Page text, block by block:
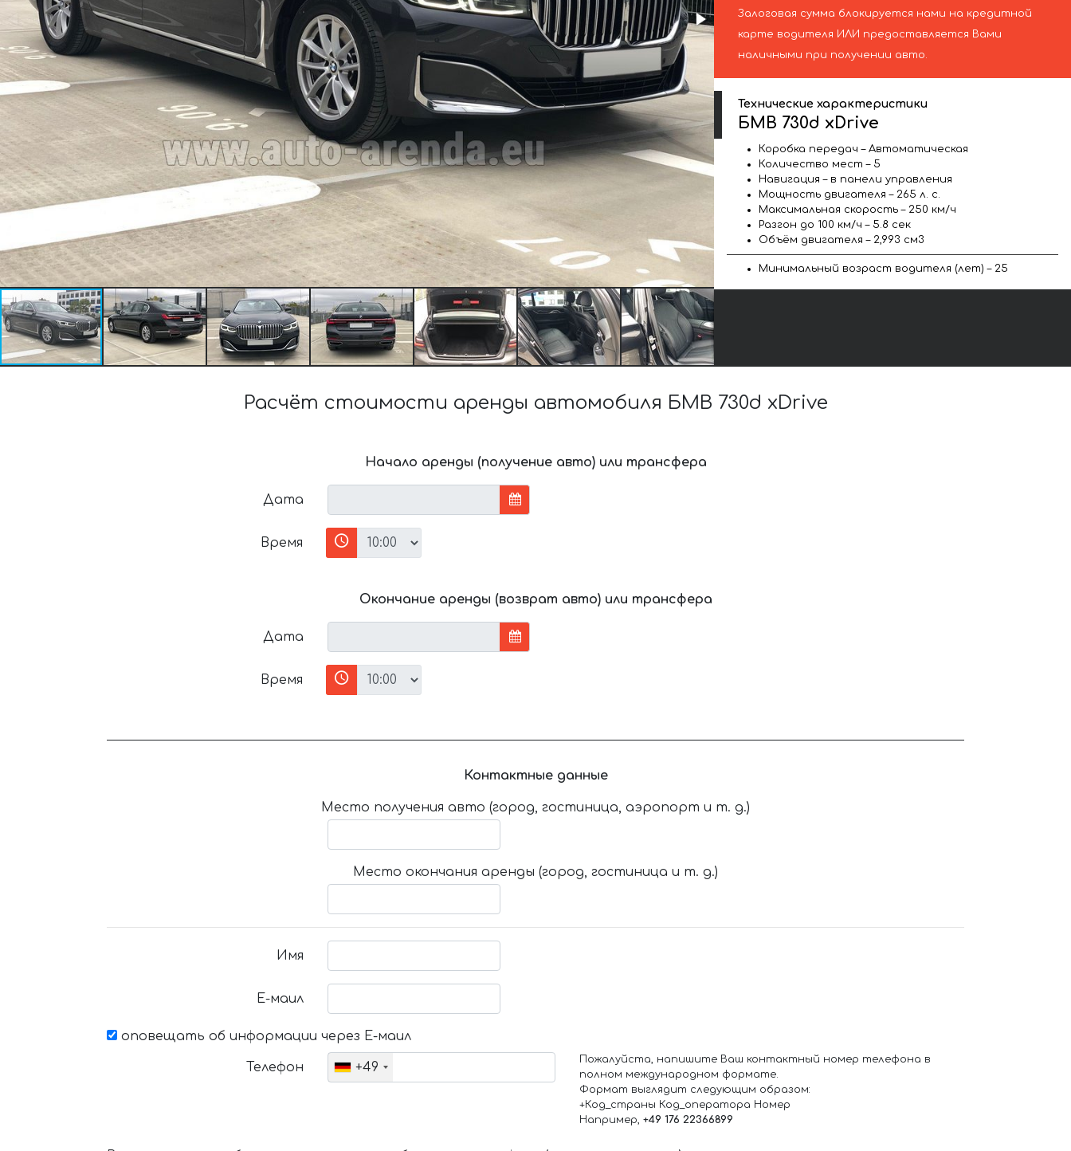
Залоговая сумма блокируется нами на кредитной
карте водителя ИЛИ предоставляется Вами
наличными при получении авто.
Технические характеристики
БМВ 730d xDrive
Коробка передач – Автоматическая
Количество мест – 5
Навигация – в панели управления
Мощность двигателя – 265 л. с.
Максимальная скорость – 250 км/ч
Разгон до 100 км/ч – 5.8 сек
Объём двигателя – 2,993 см3
Минимальный возраст водителя (лет) – 25
Расчёт стоимости аренды автомобиля БМВ 730d xDrive
Начало аренды (получение авто) или трансфера
Дата
Время
Окончание аренды (возврат авто) или трансфера
Дата
Время
Контактные данные
Место получения авто (город, гостиница, аэропорт и т. д.)
Место окончания аренды (город, гостиница и т. д.)
Имя
Е-маил
оповещать об информации через Е-маил
Телефон +49
Пожалуйста, напишите Ваш контактный номер телефона в
полном международном формате.
Формат выглядит следующим образом:
+Код_страны Код_оператора Номер
Например, +49 176 22366899